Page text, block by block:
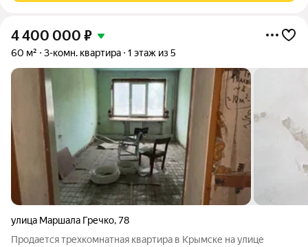
4 400 000 ₽
60 м² 3-комн. квартира 1 этаж из 5
улица Маршала Гречко,78
Продается трехкомнатная квартира в Крымске на улице